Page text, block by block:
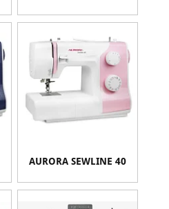
AURORA SEWLINE 40